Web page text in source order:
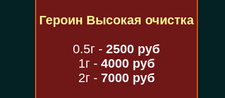
Героин Высокая очистка
0.5г -2500 руб
1г - 4000 руб
2г - 7000 руб